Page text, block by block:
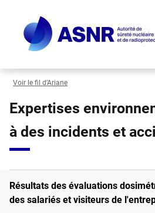
contenu
principal
Voir le fil d’Ariane
Expertises
à des incidents et
Résultats des évaluations
des salariés et visiteurs de